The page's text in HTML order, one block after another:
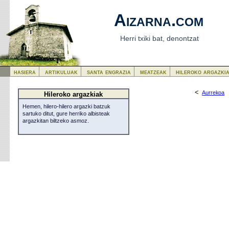
Aizarna.com
Herri txiki bat, denontzat
<Aurrekoa
Hileroko argazkiak
Hemen, hilero-hilero argazki batzuk
sartuko ditut, gure herriko albisteak
argazkitan biltzeko asmoz.
hasiera artikuluak santa engrazia meatzeak hileroko